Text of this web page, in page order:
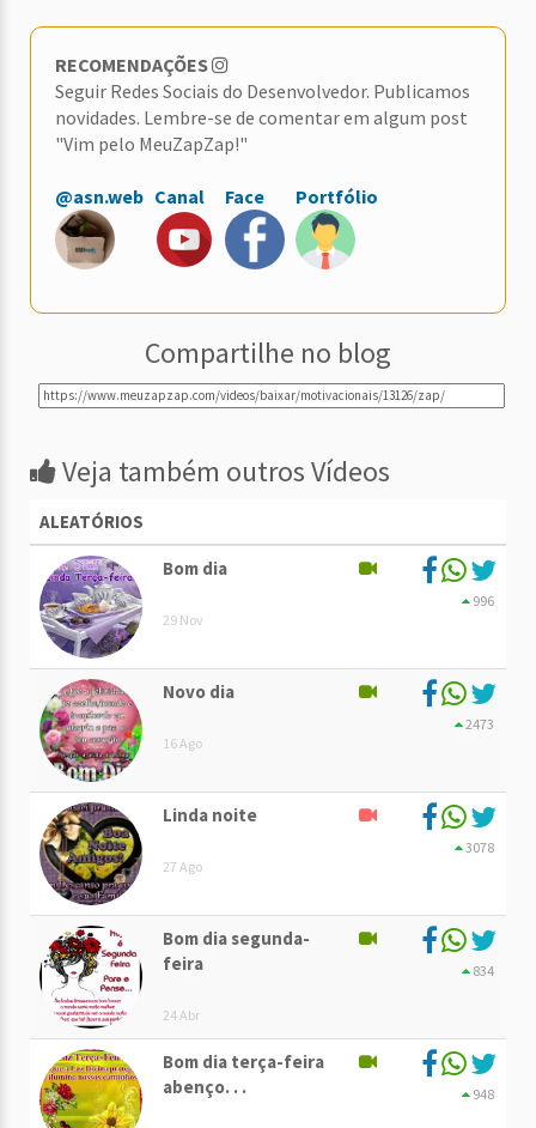
RECOMENDAÇÕES
Seguir Redes Sociais do Desenvolvedor. Publicamos
novidades. Lembre-se de comentar em algum post
"Vim pelo MeuZapZap!"
@asn.web Canal Face Portfólio
Compartilhe no blog
Veja também outros Vídeos
ALEATÓRIOS
Bom dia
29 Nov
996
Novo dia
16 Ago
2473
Linda noite
27 Ago
3078
Bom dia segunda-
feira
24 Abr
834
Bom dia terça-feira
abenço. . .
948